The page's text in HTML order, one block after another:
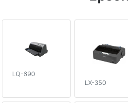
LQ-690
LX-350